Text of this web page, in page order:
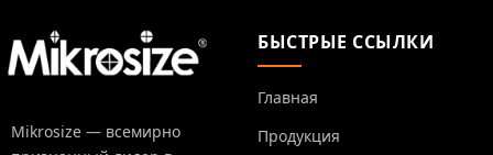
Mikrosize — всемирно
БЫСТРЫЕ ССЫЛКИ
Главная
Продукция